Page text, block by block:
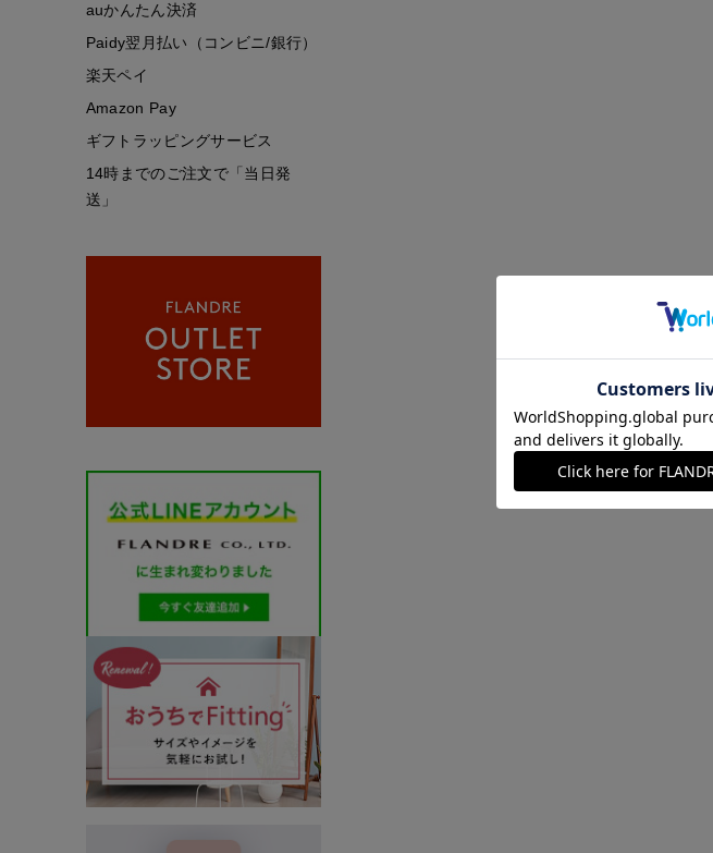
auかんたん決済
Paidy翌月払い（コンビニ/銀行）
楽天ペイ
Amazon Pay
ギフトラッピングサービス
14時までのご注文で「当日発
送」